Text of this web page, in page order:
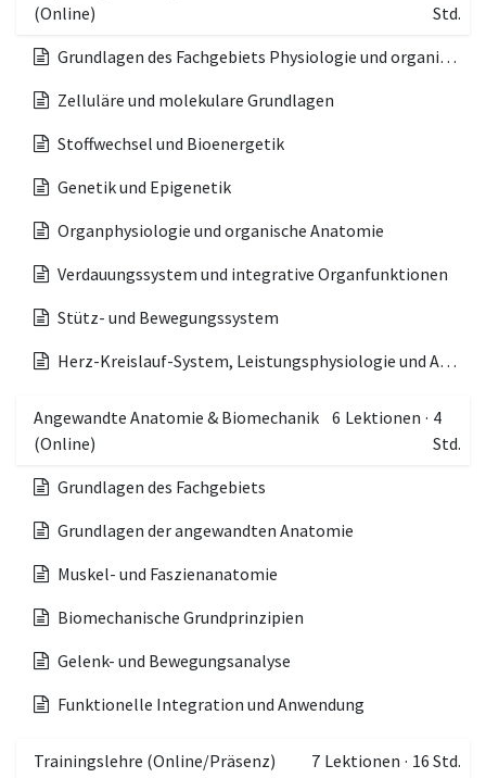
(Online)
Std.
Grundlagen des Fachgebiets Physiologie und organische Anatomie
Zelluläre und molekulare Grundlagen
Stoffwechsel und Bioenergetik
Genetik und Epigenetik
Organphysiologie und organische Anatomie
Verdauungssystem und integrative Organfunktionen
Stütz- und Bewegungssystem
Herz-Kreislauf-System, Leistungsphysiologie und Adaptation
Angewandte Anatomie & Biomechanik
(Online)
6 Lektionen · 4
Std.
Grundlagen des Fachgebiets
Grundlagen der angewandten Anatomie
Muskel- und Faszienanatomie
Biomechanische Grundprinzipien
Gelenk- und Bewegungsanalyse
Funktionelle Integration und Anwendung
Trainingslehre (Online/Präsenz) 7 Lektionen · 16 Std.